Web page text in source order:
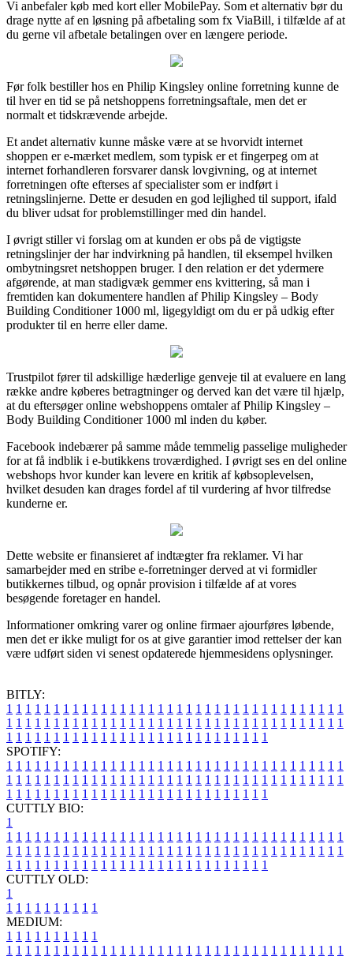
Vi anbefaler køb med kort eller MobilePay. Som et alternativ bør du
drage nytte af en løsning på afbetaling som fx ViaBill, i tilfælde af at
du gerne vil afbetale betalingen over en længere periode.
Før folk bestiller hos en Philip Kingsley online forretning kunne de
til hver en tid se på netshoppens forretningsaftale, men det er
normalt et tidskrævende arbejde.
Et andet alternativ kunne måske være at se hvorvidt internet
shoppen er e-mærket medlem, som typisk er et fingerpeg om at
internet forhandleren forsvarer dansk lovgivning, og at internet
forretningen ofte efterses af specialister som er indført i
retningslinjerne. Dette er desuden en god lejlighed til support, ifald
du bliver udsat for problemstillinger med din handel.
I øvrigt stiller vi forslag om at kunden er obs på de vigtigste
retningslinjer der har indvirkning på handlen, til eksempel hvilken
ombytningsret netshoppen bruger. I den relation er det ydermere
afgørende, at man stadigvæk gemmer ens kvittering, så man i
fremtiden kan dokumentere handlen af Philip Kingsley – Body
Building Conditioner 1000 ml, ligegyldigt om du er på udkig efter
produkter til en herre eller dame.
Trustpilot fører til adskillige hæderlige genveje til at evaluere en lang
række andre køberes betragtninger og derved kan det være til hjælp,
at du eftersøger online webshoppens omtaler af Philip Kingsley –
Body Building Conditioner 1000 ml inden du køber.
Facebook indebærer på samme måde temmelig passelige muligheder
for at få indblik i e-butikkens troværdighed. I øvrigt ses en del online
webshops hvor kunder kan levere en kritik af købsoplevelsen,
hvilket desuden kan drages fordel af til vurdering af hvor tilfredse
kunderne er.
Dette website er finansieret af indtægter fra reklamer. Vi har
samarbejder med en stribe e-forretninger derved at vi formidler
butikkernes tilbud, og opnår provision i tilfælde af at vores
besøgende foretager en handel.
Informationer omkring varer og online firmaer ajourføres løbende,
men det er ikke muligt for os at give garantier imod rettelser der kan
være udført siden vi senest opdaterede hjemmesidens oplysninger.
BITLY:
1 1 1 1 1 1 1 1 1 1 1 1 1 1 1 1 1 1 1 1 1 1 1 1 1 1 1 1 1 1 1 1 1 1 1 1
1 1 1 1 1 1 1 1 1 1 1 1 1 1 1 1 1 1 1 1 1 1 1 1 1 1 1 1 1 1 1 1 1 1 1 1
1 1 1 1 1 1 1 1 1 1 1 1 1 1 1 1 1 1 1 1 1 1 1 1 1 1 1 1
SPOTIFY:
1 1 1 1 1 1 1 1 1 1 1 1 1 1 1 1 1 1 1 1 1 1 1 1 1 1 1 1 1 1 1 1 1 1 1 1
1 1 1 1 1 1 1 1 1 1 1 1 1 1 1 1 1 1 1 1 1 1 1 1 1 1 1 1 1 1 1 1 1 1 1 1
1 1 1 1 1 1 1 1 1 1 1 1 1 1 1 1 1 1 1 1 1 1 1 1 1 1 1 1
CUTTLY BIO:
1
1 1 1 1 1 1 1 1 1 1 1 1 1 1 1 1 1 1 1 1 1 1 1 1 1 1 1 1 1 1 1 1 1 1 1 1
1 1 1 1 1 1 1 1 1 1 1 1 1 1 1 1 1 1 1 1 1 1 1 1 1 1 1 1 1 1 1 1 1 1 1 1
1 1 1 1 1 1 1 1 1 1 1 1 1 1 1 1 1 1 1 1 1 1 1 1 1 1 1 1
CUTTLY OLD:
1
1 1 1 1 1 1 1 1 1 1
MEDIUM:
1 1 1 1 1 1 1 1 1 1
1 1 1 1 1 1 1 1 1 1 1 1 1 1 1 1 1 1 1 1 1 1 1 1 1 1 1 1 1 1 1 1 1 1 1 1